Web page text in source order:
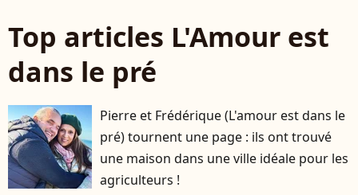
Top articles L'Amour est
dans le pré
Pierre et Frédérique (L'amour est dans le
pré) tournent une page : ils ont trouvé
une maison dans une ville idéale pour les
agriculteurs !